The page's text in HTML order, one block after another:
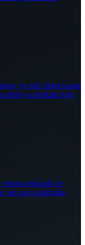
ve düz sürgü kapak
açıklıkları için
elektro-mekanik ve
tek parça kaldırma